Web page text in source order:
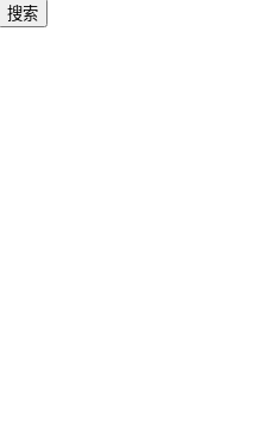
搜索